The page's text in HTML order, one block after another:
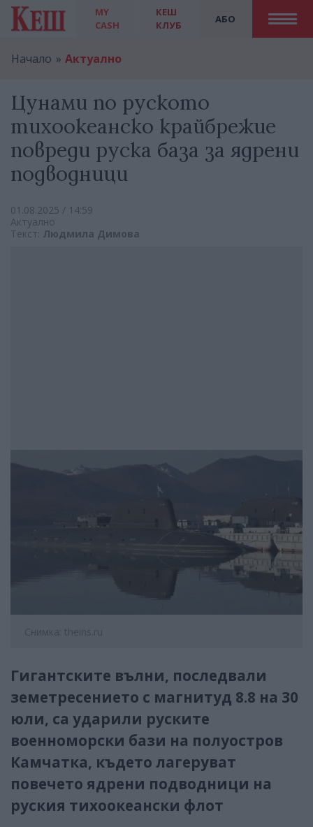
MY
CASH
АБО
КЕШ
КЛУБ
Начало Актуално
Цунами по руското
тихоокеанско крайбрежие
повреди руска база за ядрени
подводници
01.08.2025 / 14:59
Актуално
Текст: Людмила Димова
Снимка: theins.ru
Гигантските вълни, последвали
земетресението с магнитуд 8.8 на 30
юли, са ударили руските
военноморски бази на полуостров
Камчатка, където лагеруват
повечето ядрени подводници на
руския тихоокеански флот